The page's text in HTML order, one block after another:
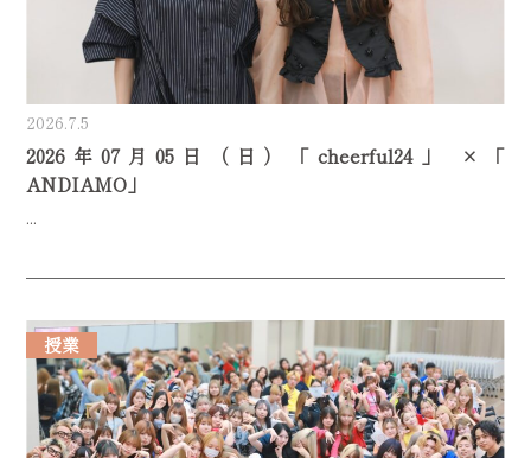
2026.7.5
2026年07月05日（日）「cheerful24」 ×「
ANDIAMO」
...
授業